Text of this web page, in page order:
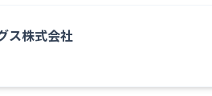
ス株式会社